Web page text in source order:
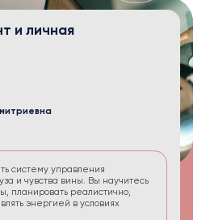
и личная
систему управления
и чувства вины. Вы научитесь
планировать реалистично,
энергией в условиях